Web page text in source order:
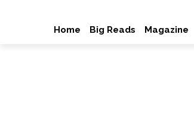
Home Big Reads Magazine